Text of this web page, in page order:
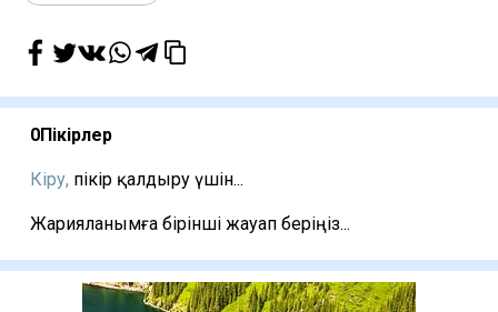
0Пікірлер
Кіру, пікір қалдыру үшін...
Жарияланымға бірінші жауап беріңіз...